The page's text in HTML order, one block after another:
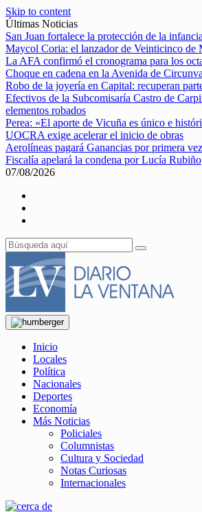
Skip to content
Últimas Noticias
San Juan fortalece la protección de la
Maycol Coria: el lanzador de Veinticinco de
La AFA confirmó el cronograma para los
Choque en cadena en la Avenida de
Robo de la joyería en Capital: recuperan
Efectivos de la Subcomisaría Castro de
elementos robados
Perea: «El aporte de Vicuña es único e
UOCRA exige acelerar el inicio de obras
Aerolíneas pagará Ganancias por primera vez
Fiscalía apelará la condena por Lucía Rubiño
07/08/2026
Inicio
Locales
Política
Nacionales
Deportes
Economía
Más Noticias
Policiales
Columnistas
Cultura y Sociedad
Notas Curiosas
Internacionales